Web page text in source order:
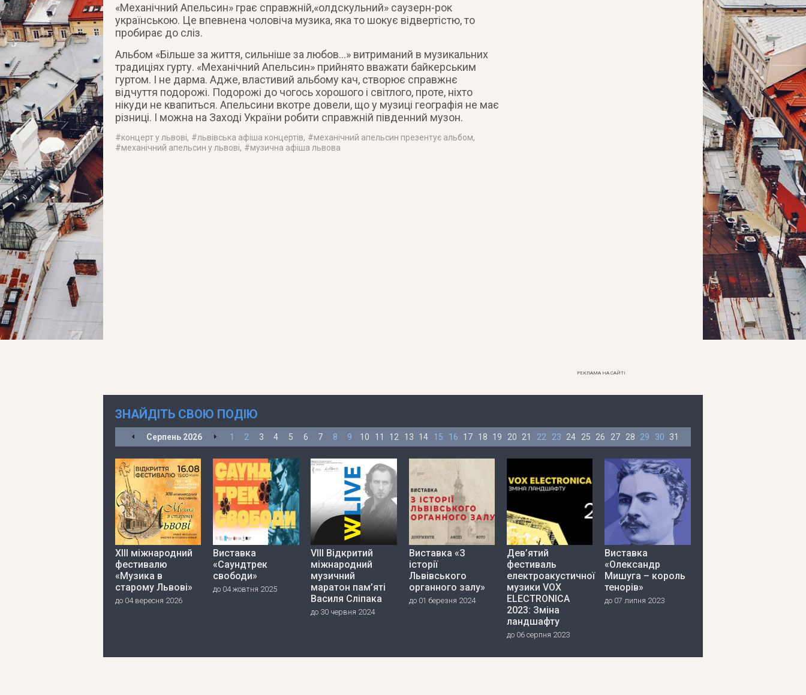
«Механічний Апельсин» грає справжній,«олдскульний» саузерн-рок
українською. Це впевнена чоловіча музика, яка то шокує відвертістю, то
пробирає до сліз.
Альбом «Більше за життя, сильніше за любов…» витриманий в музикальних
традиціях гурту. «Механічний Апельсин» прийнято вважати байкерським
гуртом. І не дарма. Адже, властивий альбому кач, створює справжнє
відчуття подорожі. Подорожі до чогось хорошого і світлого, проте, ніхто
нікуди не квапиться. Апельсини вкотре довели, що у музиці географія не має
різниці. І можна на Заході України робити справжній південний музон.
#концерт у львові, #львівська афіша концертів, #механічний апельсин презентує альбом,
#механічний апельсин у львові, #музична афіша львова
РЕКЛАМА НА САЙТІ
ЗНАЙДІТЬ СВОЮ ПОДІЮ
Серпень 2026 1 2 3 4 5 6 7 8 9 10 11 12 13 14 15 16 17 18 19 20 21 22 23 24 25 26 27 28 29 30 31
ХІІІ міжнародний
фестивалю
«Музика в
старому Львові»
до 04 вересня 2026
Виставка
«Саундтрек
свободи»
до 04 жовтня 2025
VIII Відкритий
міжнародний
музичний
маратон пам’яті
Василя Сліпака
до 30 червня 2024
Виставка «З
історії
Львівського
органного залу»
до 01 березня 2024
Дев’ятий
фестиваль
електроакустичної
музики VOX
ELECTRONICA
2023: Зміна
ландшафту
до 06 серпня 2023
Виставка
«Олександр
Мишуга – король
тенорів»
до 07 липня 2023